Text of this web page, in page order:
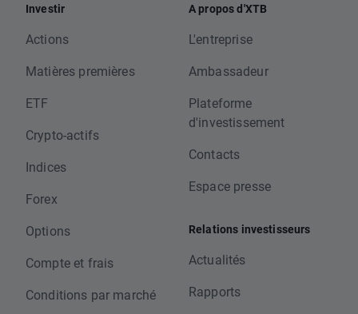
Investir
Actions
Matières premières
ETF
Crypto-actifs
Indices
Forex
Options
Compte et frais
Conditions par marché
A propos d'XTB
L'entreprise
Ambassadeur
Plateforme
d'investissement
Contacts
Espace presse
Relations investisseurs
Actualités
Rapports